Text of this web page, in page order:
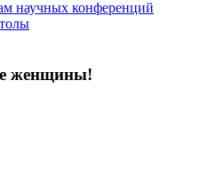
научных конференций
женщины!